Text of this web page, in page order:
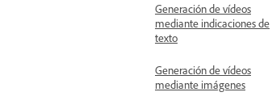
Generación de vídeos
mediante indicaciones de
texto
Generación de vídeos
mediante imágenes